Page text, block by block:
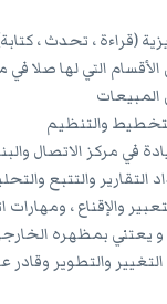
(قراءة ، تحدث ،
التي لها صلا في
والتنظيم
في مركز الاتصال
التقارير والتتبع
والإقناع ،
و يعتني بمظهره
والتطوير وقادر